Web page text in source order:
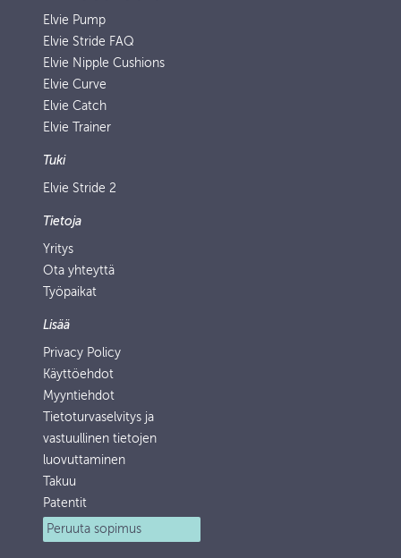
Elvie Pump
Elvie Stride FAQ
Elvie Nipple Cushions
Elvie Curve
Elvie Catch
Elvie Trainer
Tuki
Elvie Stride 2
Tietoja
Yritys
Ota yhteyttä
Työpaikat
Lisää
Privacy Policy
Käyttöehdot
Myyntiehdot
Tietoturvaselvitys ja
vastuullinen tietojen
luovuttaminen
Takuu
Patentit
Peruuta sopimus